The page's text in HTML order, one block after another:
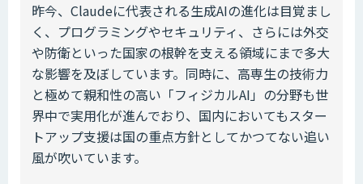
昨今、Claudeに代表される生成AIの進化は目覚まし
く、プログラミングやセキュリティ、さらには外交
や防衛といった国家の根幹を支える領域にまで多大
な影響を及ぼしています。同時に、高専生の技術力
と極めて親和性の高い「フィジカルAI」の分野も世
界中で実用化が進んでおり、国内においてもスター
トアップ支援は国の重点方針としてかつてない追い
風が吹いています。